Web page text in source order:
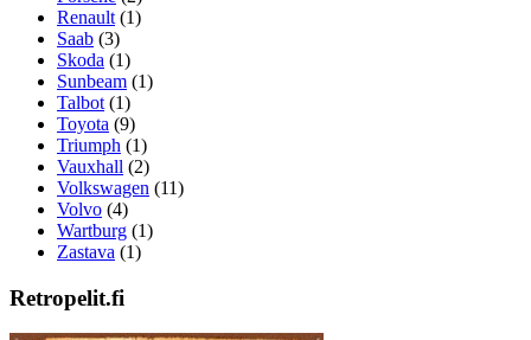
Renault (1)
Saab (3)
Skoda (1)
Sunbeam (1)
Talbot (1)
Toyota (9)
Triumph (1)
Vauxhall (2)
Volkswagen (11)
Volvo (4)
Wartburg (1)
Zastava (1)
Retropelit.fi